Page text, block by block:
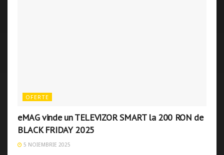
OFERTE
eMAG vinde un TELEVIZOR SMART la 200 RON de
BLACK FRIDAY 2025
5 NOIEMBRIE 2025